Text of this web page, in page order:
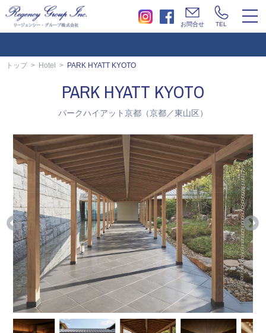
お問合せ TEL
トップ Hotel PARK HYATT KYOTO
PARK HYATT KYOTO
パークハイアット京都（京都／東山区）